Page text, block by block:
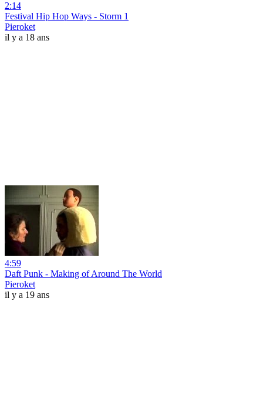
2:14
Festival Hip Hop Ways - Storm 1
Pieroket
il y a 18 ans
4:59
Daft Punk - Making of Around The World
Pieroket
il y a 19 ans